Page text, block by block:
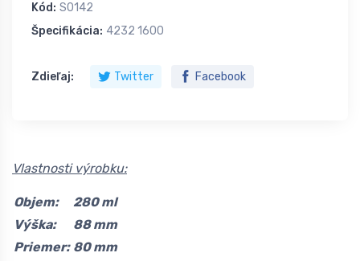
Kód: S0142
Špecifikácia: 4232 1600
Zdieľaj: Twitter Facebook
Vlastnosti výrobku:
Objem:
280 ml
Výška:
88 mm
Priemer: 80 mm